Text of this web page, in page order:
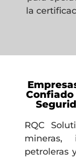
la
Confiado
RQC
mineras,
petroleras